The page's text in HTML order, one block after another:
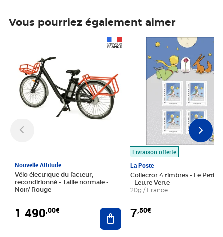
Vous pourriez également aimer
Nouvelle Attitude
Vélo électrique du facteur,
reconditionné - Taille normale -
Noir/ Rouge
1 490,00€ Ajouter au panier
Livraison offerte
La Poste
Collector 4 timbres - Le Petit
- Lettre Verte
20g / France
7,50€
Prix 7,50€